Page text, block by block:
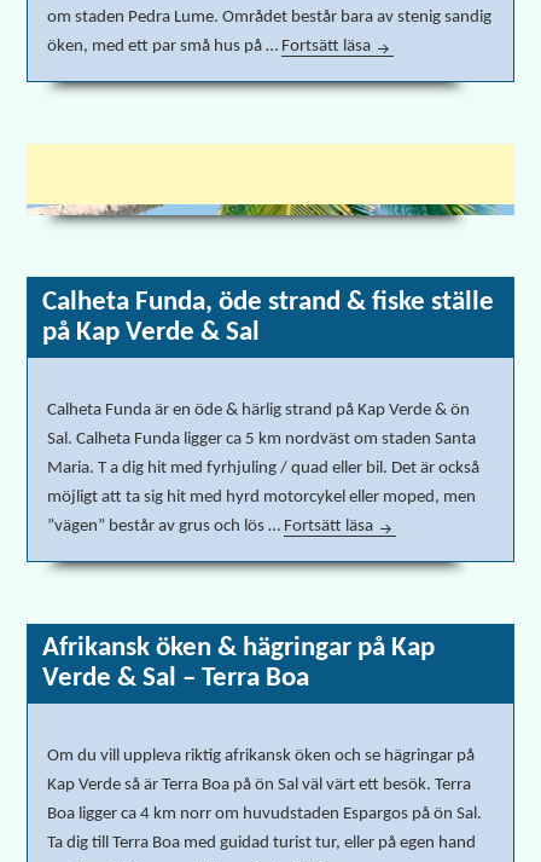
om staden Pedra Lume. Området består bara av stenig sandig
öken, med ett par små hus på … Fortsätt läsa Hajar på Rifes da
Calheta Funda, öde strand & fiske ställe
på Kap Verde & Sal
Calheta Funda är en öde & härlig strand på Kap Verde & ön
Sal. Calheta Funda ligger ca 5 km nordväst om staden Santa
Maria. T a dig hit med fyrhjuling / quad eller bil. Det är också
möjligt att ta sig hit med hyrd motorcykel eller moped, men
”vägen” består av grus och lös … Fortsätt läsa Calheta Funda, öde
Afrikansk öken & hägringar på Kap
Verde & Sal – Terra Boa
Om du vill uppleva riktig afrikansk öken och se hägringar på
Kap Verde så är Terra Boa på ön Sal väl värt ett besök. Terra
Boa ligger ca 4 km norr om huvudstaden Espargos på ön Sal.
Ta dig till Terra Boa med guidad turist tur, eller på egen hand